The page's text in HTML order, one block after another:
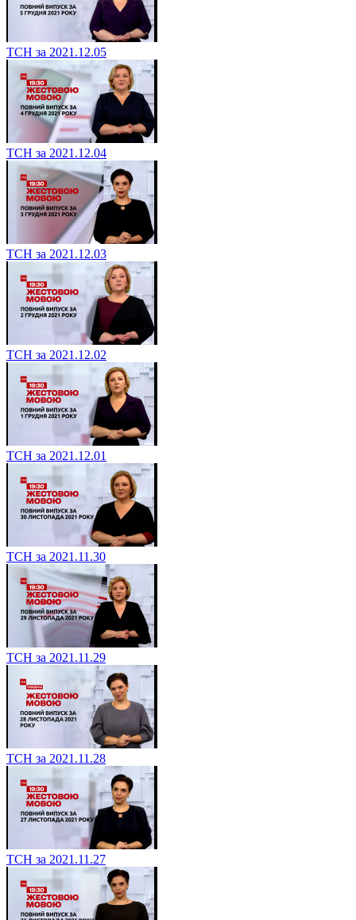
ТСН за 2021.12.05
ТСН за 2021.12.04
ТСН за 2021.12.03
ТСН за 2021.12.02
ТСН за 2021.12.01
ТСН за 2021.11.30
ТСН за 2021.11.29
ТСН за 2021.11.28
ТСН за 2021.11.27